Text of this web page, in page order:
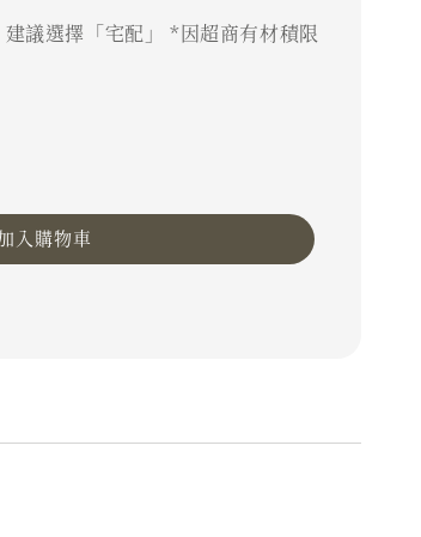
議選擇「宅配」 *因超商有材積限
入購物車